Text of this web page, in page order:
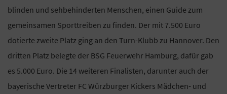
blinden und sehbehinderten Menschen, einen Guide zum
gemeinsamen Sporttreiben zu finden. Der mit 7.500 Euro
dotierte zweite Platz ging an den Turn-Klubb zu Hannover. Den
dritten Platz belegte der BSG Feuerwehr Hamburg, dafür gab
es 5.000 Euro. Die 14 weiteren Finalisten, darunter auch der
bayerische Vertreter FC Würzburger Kickers Mädchen- und